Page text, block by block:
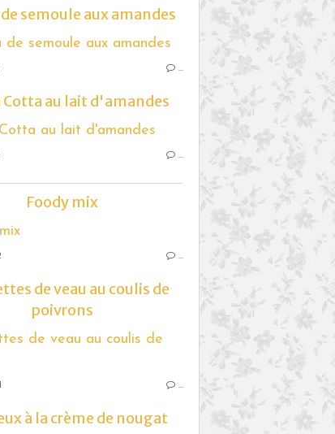
semoule aux amandes
…
Cotta au lait d'amandes
…
Foody mix
…
de veau au coulis de
poivrons
…
à la crème de nougat